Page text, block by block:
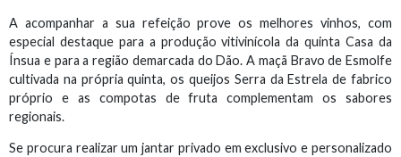
A acompanhar a sua refeição prove os melhores vinhos, com
especial destaque para a produção vitivinícola da quinta Casa da
Ínsua e para a região demarcada do Dão. A maçã Bravo de Esmolfe
cultivada na própria quinta, os queijos Serra da Estrela de fabrico
próprio e as compotas de fruta complementam os sabores
regionais.
Se procura realizar um jantar privado em exclusivo e personalizado